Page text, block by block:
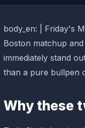
body_en: | Friday's
Boston matchup
immediately stand
than a pure bullpen
Why these